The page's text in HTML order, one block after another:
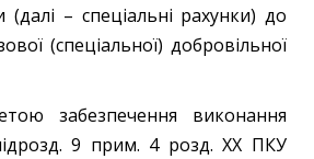
(далі – спеціальні рахунки) до
(спеціальної) добровільної
забезпечення виконання
9 прим. 4 розд. ХХ ПКУ